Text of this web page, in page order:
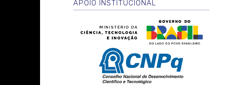
APOIO INSTITUCIONAL